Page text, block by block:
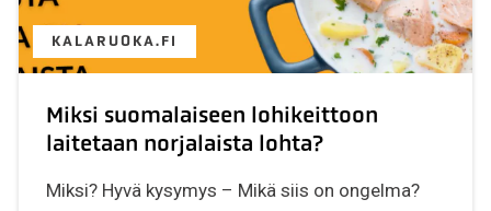
KALARUOKA.FI
Miksi suomalaiseen lohikeittoon
laitetaan norjalaista lohta?
Miksi? Hyvä kysymys – Mikä siis on ongelma?